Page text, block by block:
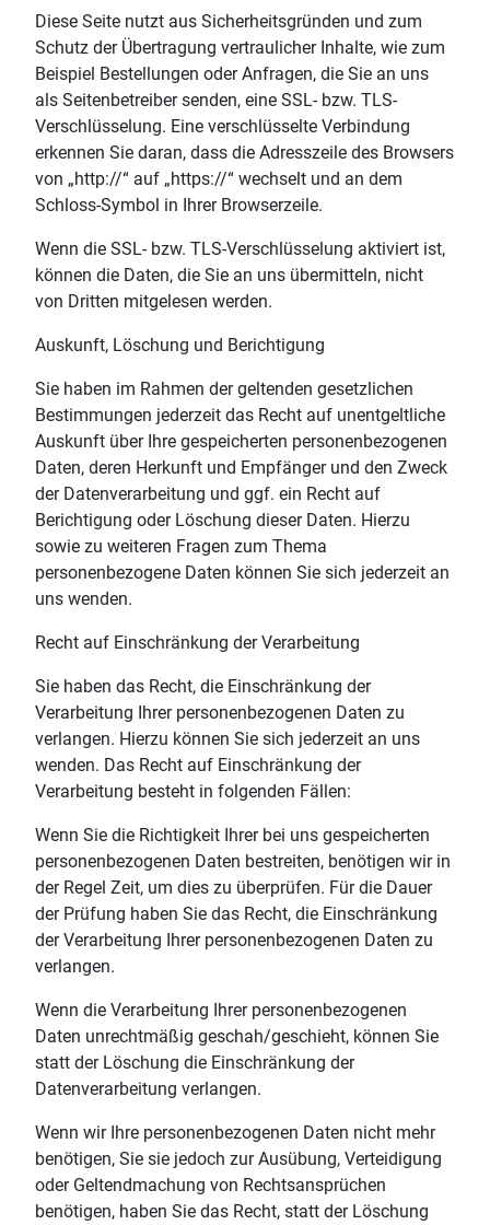
Diese Seite nutzt aus Sicherheitsgründen und zum
Schutz der Übertragung vertraulicher Inhalte, wie zum
Beispiel Bestellungen oder Anfragen, die Sie an uns
als Seitenbetreiber senden, eine SSL- bzw. TLS-
Verschlüsselung. Eine verschlüsselte Verbindung
erkennen Sie daran, dass die Adresszeile des Browsers
von „http://“ auf „https://“ wechselt und an dem
Schloss-Symbol in Ihrer Browserzeile.
Wenn die SSL- bzw. TLS-Verschlüsselung aktiviert ist,
können die Daten, die Sie an uns übermitteln, nicht
von Dritten mitgelesen werden.
Auskunft, Löschung und Berichtigung
Sie haben im Rahmen der geltenden gesetzlichen
Bestimmungen jederzeit das Recht auf unentgeltliche
Auskunft über Ihre gespeicherten personenbezogenen
Daten, deren Herkunft und Empfänger und den Zweck
der Datenverarbeitung und ggf. ein Recht auf
Berichtigung oder Löschung dieser Daten. Hierzu
sowie zu weiteren Fragen zum Thema
personenbezogene Daten können Sie sich jederzeit an
uns wenden.
Recht auf Einschränkung der Verarbeitung
Sie haben das Recht, die Einschränkung der
Verarbeitung Ihrer personenbezogenen Daten zu
verlangen. Hierzu können Sie sich jederzeit an uns
wenden. Das Recht auf Einschränkung der
Verarbeitung besteht in folgenden Fällen:
Wenn Sie die Richtigkeit Ihrer bei uns gespeicherten
personenbezogenen Daten bestreiten, benötigen wir in
der Regel Zeit, um dies zu überprüfen. Für die Dauer
der Prüfung haben Sie das Recht, die Einschränkung
der Verarbeitung Ihrer personenbezogenen Daten zu
verlangen.
Wenn die Verarbeitung Ihrer personenbezogenen
Daten unrechtmäßig geschah/geschieht, können Sie
statt der Löschung die Einschränkung der
Datenverarbeitung verlangen.
Wenn wir Ihre personenbezogenen Daten nicht mehr
benötigen, Sie sie jedoch zur Ausübung, Verteidigung
oder Geltendmachung von Rechtsansprüchen
benötigen, haben Sie das Recht, statt der Löschung